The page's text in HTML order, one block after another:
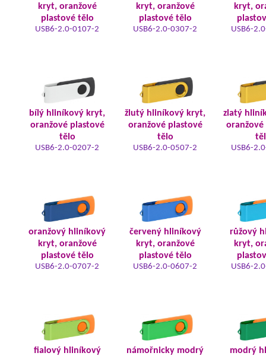
kryt, oranžové
plastové tělo
USB6-2.0-0107-2
kryt, oranžové
plastové tělo
USB6-2.0-0307-2
kryt,
USB6-
bílý hliníkový kryt,
oranžové plastové
tělo
USB6-2.0-0207-2
žlutý hliníkový kryt,
oranžové plastové
tělo
USB6-2.0-0507-2
zlatý
oranžové
USB6-
oranžový hliníkový
kryt, oranžové
plastové tělo
USB6-2.0-0707-2
červený hliníkový
kryt, oranžové
plastové tělo
USB6-2.0-0607-2
růžový
kryt,
USB6-
fialový hliníkový
námořnicky modrý
modrý